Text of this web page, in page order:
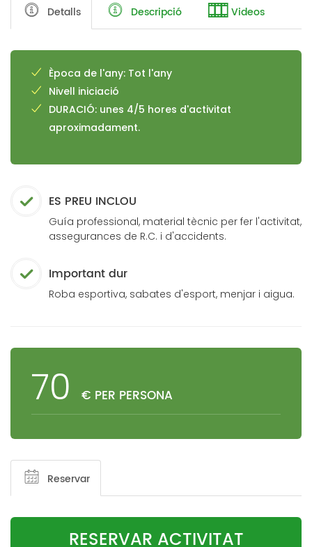
Detalls Descripció Videos
Època de l'any: Tot l'any
Nivell iniciació
DURACIÓ: unes 4/5 hores d'activitat
aproximadament.
ES PREU INCLOU
Guía professional, material tècnic per fer l'activitat,
assegurances de R.C. i d'accidents.
Important dur
Roba esportiva, sabates d'esport, menjar i aigua.
70 € PER PERSONA
Reservar
RESERVAR ACTIVITAT